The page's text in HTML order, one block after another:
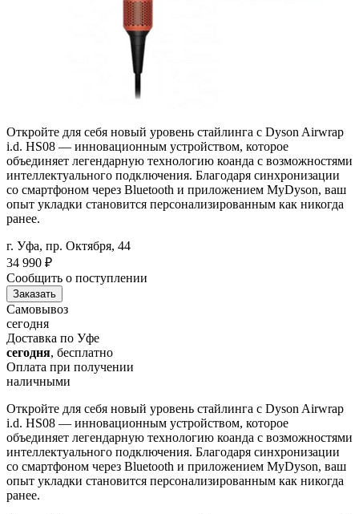
Откройте для себя новый уровень стайлинга с Dyson Airwrap
i.d. HS08 — инновационным устройством, которое
объединяет легендарную технологию коанда с возможностями
интеллектуального подключения. Благодаря синхронизации
со смартфоном через Bluetooth и приложением MyDyson, ваш
опыт укладки становится персонализированным как никогда
ранее.
г. Уфа, пр. Октября, 44
34 990 ₽
Сообщить о поступлении
Заказать
Самовывоз
сегодня
Доставка по Уфе
сегодня, бесплатно
Оплата при получении
наличными
Откройте для себя новый уровень стайлинга с Dyson Airwrap
i.d. HS08 — инновационным устройством, которое
объединяет легендарную технологию коанда с возможностями
интеллектуального подключения. Благодаря синхронизации
со смартфоном через Bluetooth и приложением MyDyson, ваш
опыт укладки становится персонализированным как никогда
ранее.